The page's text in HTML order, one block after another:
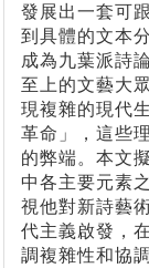
發展出一套可
到具體的文本
成為九葉派詩
至上的文藝大
現複雜的現代
革命」，這些
的弊端。本文
中各主要元素
視他對新詩藝
代主義啟發，
調複雜性和協